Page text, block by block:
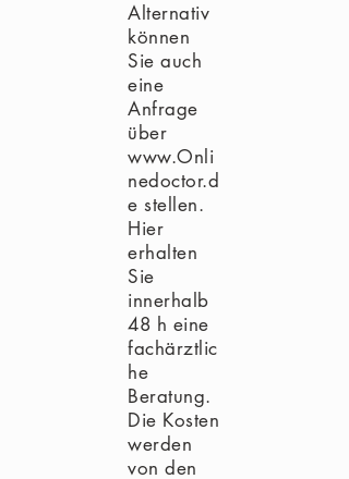
Alternativ
können
Sie auch
eine
Anfrage
über
www.Onli
nedoctor.d
e stellen.
Hier
erhalten
Sie
innerhalb
48 h eine
fachärztlic
he
Beratung.
Die Kosten
werden
von den